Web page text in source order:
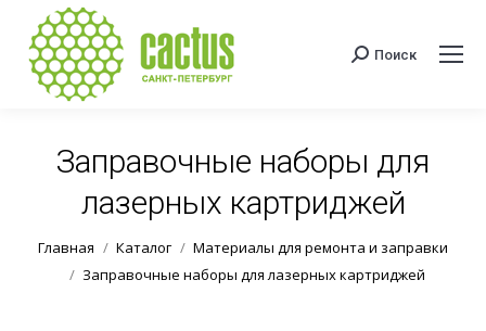
Поиск:
Поиск
Заправочные наборы для
лазерных картриджей
Вы здесь:
Главная Каталог
Материалы для ремонта и заправки
Заправочные наборы для лазерных картриджей